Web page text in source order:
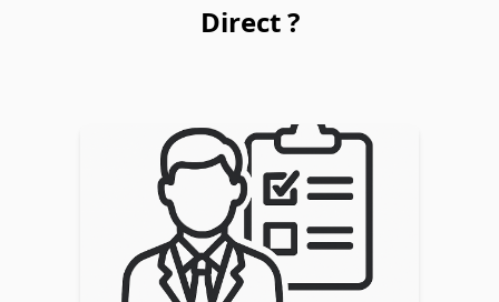
Direct ?